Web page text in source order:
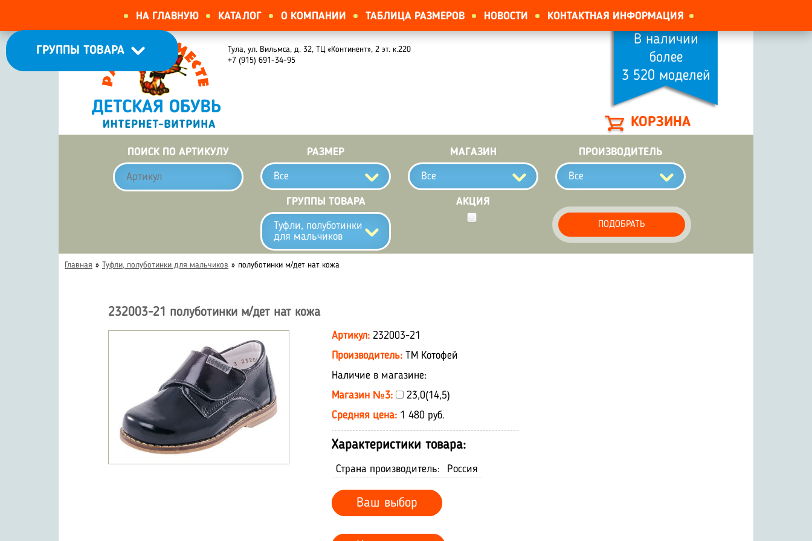
НА ГЛАВНУЮ КАТАЛОГ О КОМПАНИИ ТАБЛИЦА РАЗМЕРОВ НОВОСТИ КОНТАКТНАЯ ИНФОРМАЦИЯ
КОРЗИНА
В наличии
более
3 520 моделей
Тула, ул. Вильмса, д. 32, ТЦ «Континент», 2 эт. к.220
+7 (915) 691-34-95
ГРУППЫ ТОВАРА
ПОИСК ПО АРТИКУЛУ РАЗМЕР
Все
МАГАЗИН
Все
ПРОИЗВОДИТЕЛЬ
Все
ГРУППЫ ТОВАРА
Туфли, полуботинки
для мальчиков
АКЦИЯ
ПОДОБРАТЬ
Главная » Туфли, полуботинки для мальчиков » полуботинки м/дет нат кожа
232003-21 полуботинки м/дет нат кожа
Артикул: 232003-21
Производитель: ТМ Котофей
Наличие в магазине:
Магазин №3:
23,0(14,5)
Средняя цена: 1 480 руб.
Характеристики товара:
Страна производитель: Россия
Ваш выбор